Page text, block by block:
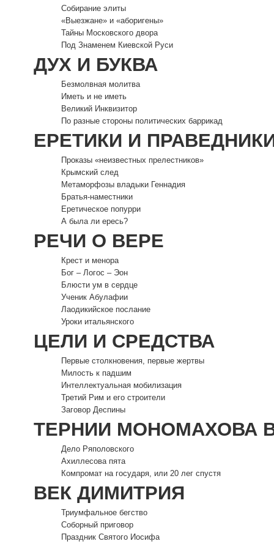
Собирание элиты
«Выезжане» и «аборигены»
Тайны Московского двора
Под Знаменем Киевской Руси
ДУХ И БУКВА
Безмолвная молитва
Иметь и не иметь
Великий Инквизитор
По разные стороны политических баррикад
ЕРЕТИКИ И
Проказы «неизвестных прелестников»
Крымский след
Метаморфозы владыки Геннадия
Братья-наместники
Еретическое попурри
А была ли ересь?
РЕЧИ О ВЕРЕ
Крест и менора
Бог – Логос – Эон
Блюсти ум в сердце
Ученик Абулафии
Лаодикийское послание
Уроки итальянского
ЦЕЛИ И СРЕДСТВА
Первые столкновения, первые жертвы
Милость к падшим
Интеллектуальная мобилизация
Третий Рим и его строители
Заговор Деспины
ТЕРНИИ МОНОМАХОВА
Дело Ряполовского
Ахиллесова пята
Компромат на государя, или 20 лег спустя
ВЕК ДИМИТРИЯ
Триумфальное бегство
Соборный приговор
Праздник Святого Иосифа